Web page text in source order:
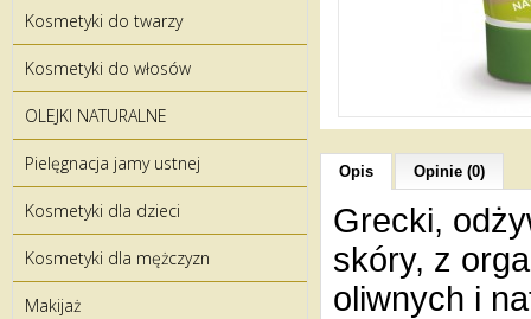
Kosmetyki do twarzy
Kosmetyki do włosów
OLEJKI NATURALNE
Pielęgnacja jamy ustnej
Kosmetyki dla dzieci
Kosmetyki dla mężczyzn
Makijaż
Opis Opinie (0)
Grecki,
skóry, z
oliwnych i